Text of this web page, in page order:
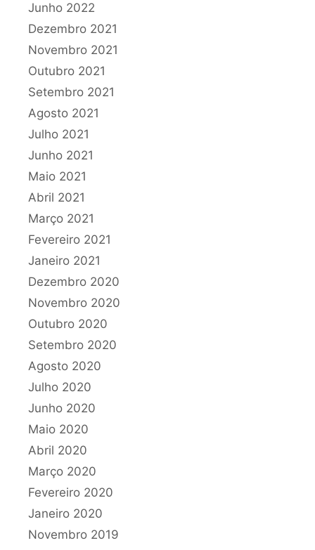
Junho 2022
Dezembro 2021
Novembro 2021
Outubro 2021
Setembro 2021
Agosto 2021
Julho 2021
Junho 2021
Maio 2021
Abril 2021
Março 2021
Fevereiro 2021
Janeiro 2021
Dezembro 2020
Novembro 2020
Outubro 2020
Setembro 2020
Agosto 2020
Julho 2020
Junho 2020
Maio 2020
Abril 2020
Março 2020
Fevereiro 2020
Janeiro 2020
Novembro 2019